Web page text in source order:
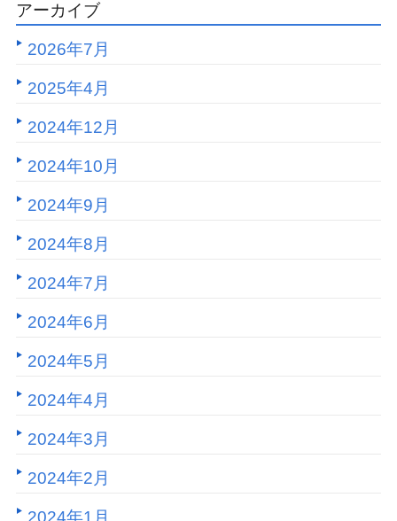
アーカイブ
2026年7月
2025年4月
2024年12月
2024年10月
2024年9月
2024年8月
2024年7月
2024年6月
2024年5月
2024年4月
2024年3月
2024年2月
2024年1月